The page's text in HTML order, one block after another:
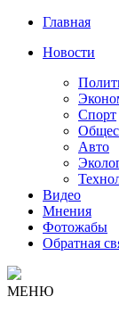
Главная
Новости
Спорт
Авто
Видео
Мнения
Фотожабы
Обратная
МЕНЮ